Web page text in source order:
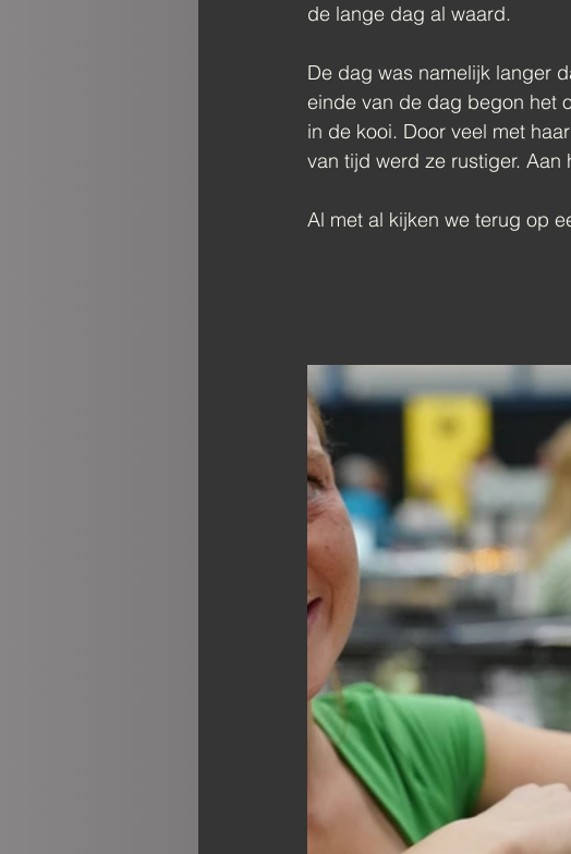
de lange dag al waard.
De dag was namelijk langer
einde van de dag begon het
in de kooi. Door veel met
van tijd werd ze rustiger.
Al met al kijken we terug op